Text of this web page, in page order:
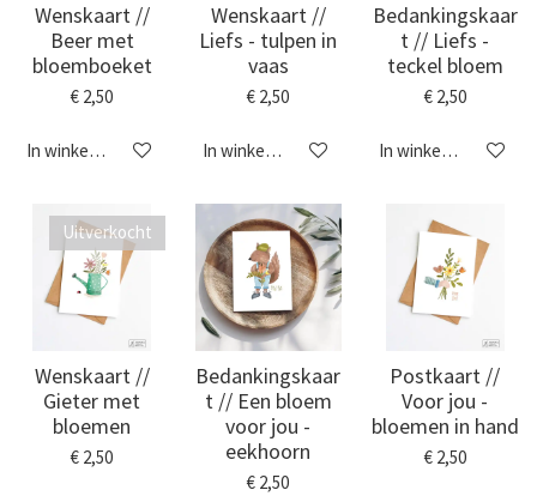
Wenskaart //
Beer met
bloemboeket
€ 2,50
In winkelwagen
Wenskaart //
Liefs - tulpen in
vaas
€ 2,50
In winkelwagen
Bedankingskaar
t // Liefs -
teckel bloem
€ 2,50
In winkelwagen
Uitverkocht
Wenskaart //
Gieter met
bloemen
€ 2,50
Bedankingskaar
t // Een bloem
voor jou -
eekhoorn
€ 2,50
Postkaart //
Voor jou -
bloemen in hand
€ 2,50